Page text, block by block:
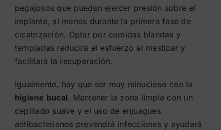
pegajosos que puedan ejercer presión sobre el
implante, al menos durante la primera fase de
cicatrización. Optar por comidas blandas y
templadas reducirá el esfuerzo al masticar y
facilitará la recuperación.
Igualmente, hay que ser muy minucioso con la
higiene bucal. Mantener la zona limpia con un
cepillado suave y el uso de enjuagues
antibacterianos prevendrá infecciones y ayudará